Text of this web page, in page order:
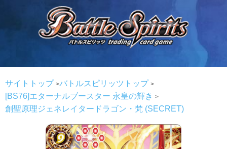
サイトトップ
バトルスピリッツトップ
[BS76]エターナルブースター 永皇の輝き
創聖原理ジェネレイタードラゴン・梵 (SECRET)